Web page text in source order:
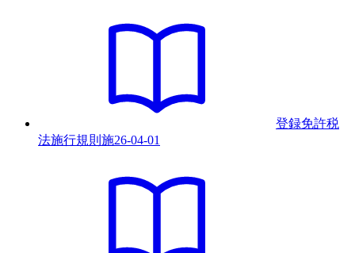
登録免許税
法施行規則 施26-04-01